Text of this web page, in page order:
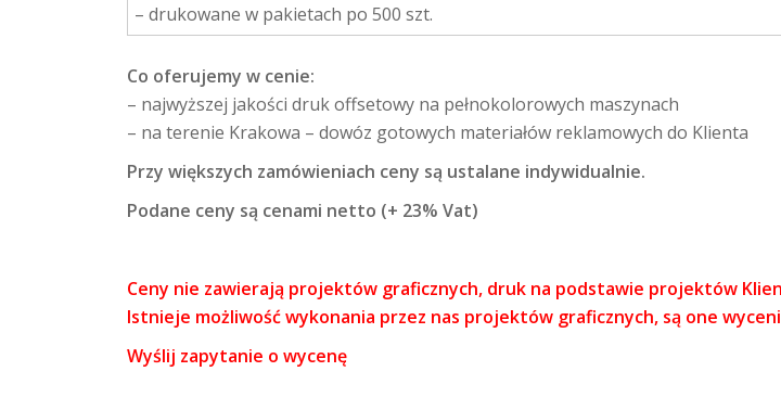
– drukowane w pakietach po 500 szt.
Co oferujemy w cenie:
– najwyższej jakości druk offsetowy na pełnokolorowych maszynach
– na terenie Krakowa – dowóz gotowych materiałów reklamowych do Klienta
Przy większych zamówieniach ceny są ustalane indywidualnie.
Podane ceny są cenami netto (+ 23% Vat)
Ceny nie zawierają projektów graficznych, druk na podstawie projektów
Istnieje możliwość wykonania przez nas projektów graficznych, są one
Wyślij zapytanie o wycenę